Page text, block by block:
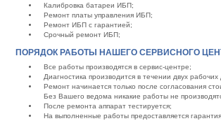
Калибровка батареи ИБП;
Ремонт платы управления ИБП;
Ремонт ИБП с гарантией;
Срочный ремонт ИБП;
ПОРЯДОК РАБОТЫ НАШЕГО СЕРВИСНОГО
Все работы производятся в сервис-центре;
Диагностика производится в течении двух рабочих
Ремонт начинается только после согласования
Без Вашего ведома никакие работы не
После ремонта аппарат тестируется;
На выполненные работы предоставляется